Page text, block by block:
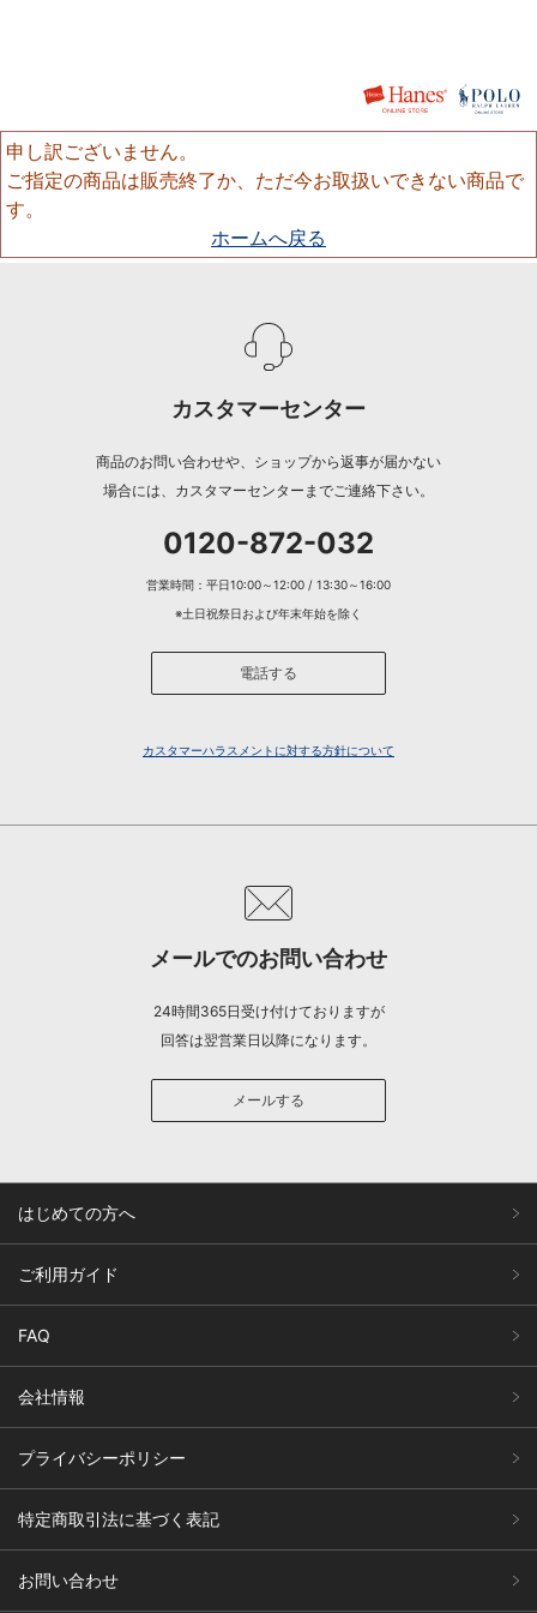
申し訳ございません。
ご指定の商品は販売終了か、ただ今お取扱いできない商品で
す。
ホームへ戻る
カスタマーセンター
商品のお問い合わせや、ショップから返事が届かない
場合には、カスタマーセンターまでご連絡下さい。
0120-872-032
営業時間：平日10:00～12:00 / 13:30～16:00
※土日祝祭日および年末年始を除く
電話する
カスタマーハラスメントに対する方針について
メールでのお問い合わせ
24時間365日受け付けておりますが
回答は翌営業日以降になります。
メールする
はじめての方へ
ご利用ガイド
FAQ
会社情報
プライバシーポリシー
特定商取引法に基づく表記
お問い合わせ